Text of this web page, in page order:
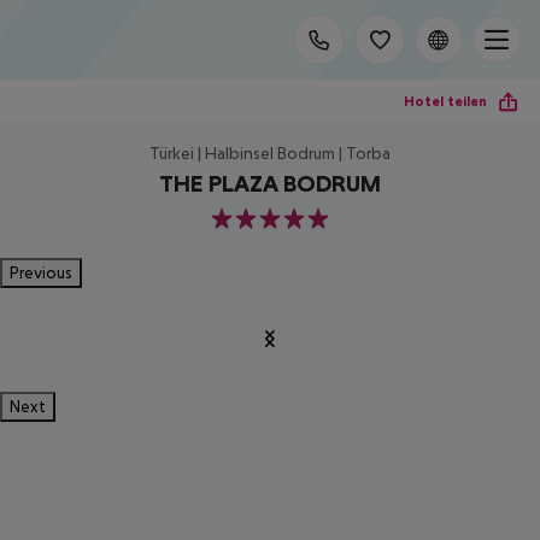
Hotel teilen
Türkei | Halbinsel Bodrum | Torba
THE PLAZA BODRUM
5
Previous
Next